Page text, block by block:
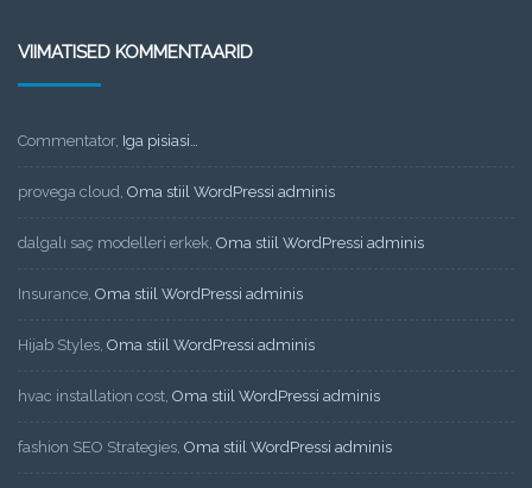
VIIMATISED KOMMENTAARID
Commentator, Iga pisiasi…
provega cloud, Oma stiil WordPressi adminis
dalgalı saç modelleri erkek, Oma stiil WordPressi adminis
Insurance, Oma stiil WordPressi adminis
Hijab Styles, Oma stiil WordPressi adminis
hvac installation cost, Oma stiil WordPressi adminis
fashion SEO Strategies, Oma stiil WordPressi adminis